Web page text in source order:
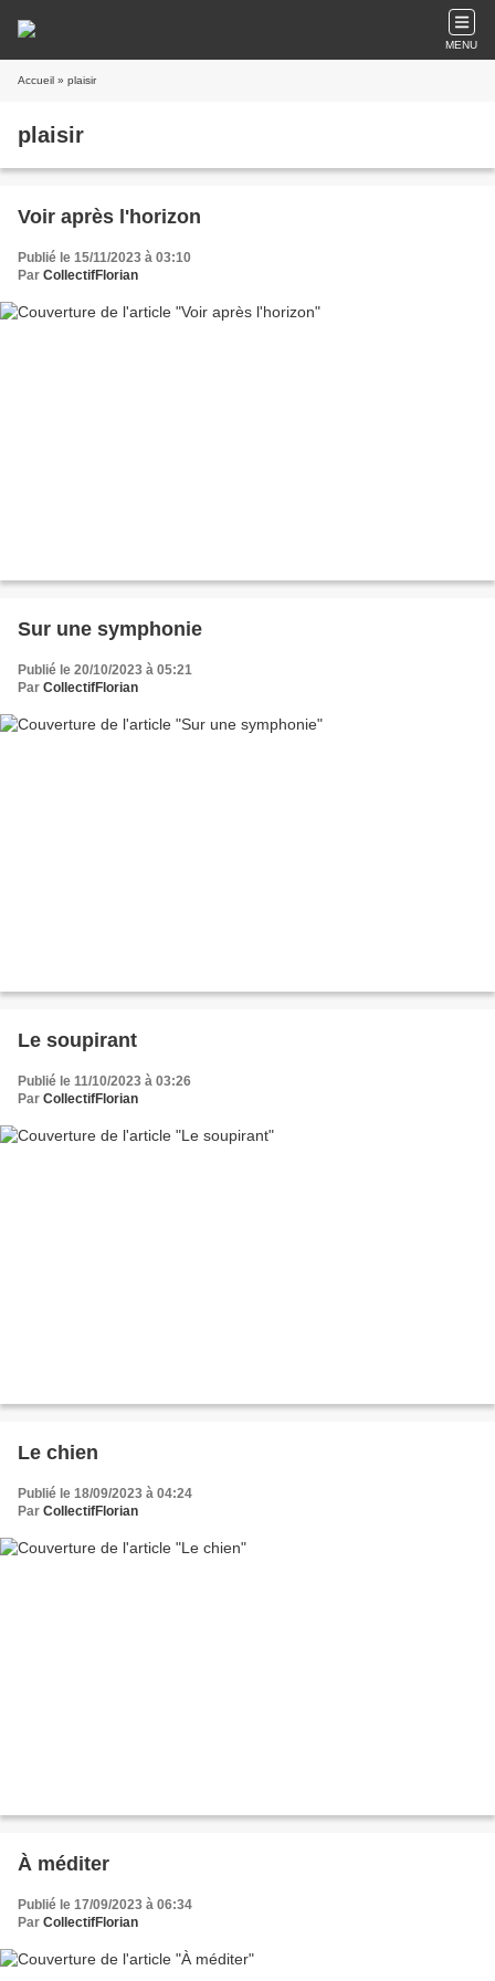
MENU
Accueil » plaisir
plaisir
Voir après l'horizon
Publié le 15/11/2023 à 03:10
Par CollectifFlorian
Sur une symphonie
Publié le 20/10/2023 à 05:21
Par CollectifFlorian
Le soupirant
Publié le 11/10/2023 à 03:26
Par CollectifFlorian
Le chien
Publié le 18/09/2023 à 04:24
Par CollectifFlorian
À méditer
Publié le 17/09/2023 à 06:34
Par CollectifFlorian